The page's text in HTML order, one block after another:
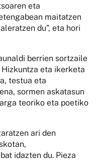
eta
maitatzen
du”, eta hori
berrien sortzaile
eta ikerketa
testua eta
sormen askatasun
teoriko eta poetiko
ari den
idazten du. Pieza